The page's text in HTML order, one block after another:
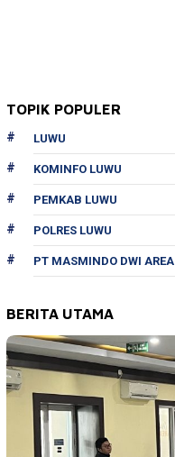
TOPIK POPULER
LUWU
KOMINFO LUWU
PEMKAB LUWU
POLRES LUWU
PT MASMINDO DWI AREA
BERITA UTAMA